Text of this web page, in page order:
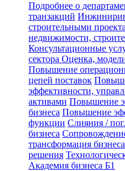
Подробнее о
транзакций
строительными
недвижимости,
Консультационные
сектора Оценка,
Повышение
цепей поставок
эффективности,
активами Повышение
бизнеса Повышение
функции Слияния /
бизнеса
трансформация бизнеса
решения
Академия бизнеса Б1